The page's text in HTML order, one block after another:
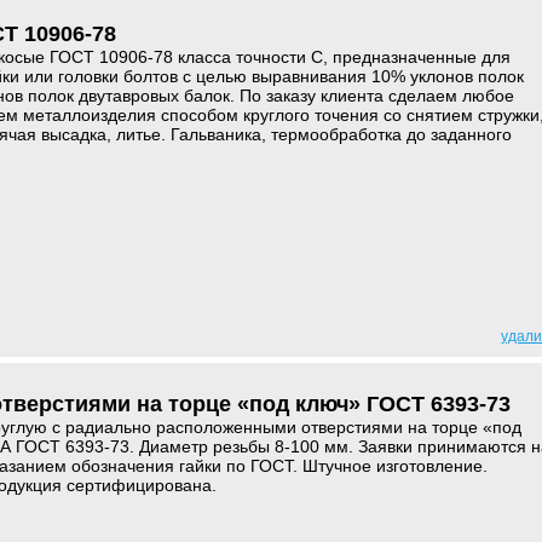
10906-78
ГОСТ 10906-78 класса точности С, предназначенные для
или головки болтов с целью выравнивания 10% уклонов полок
полок двутавровых балок. По заказу клиента сделаем любое
металлоизделия способом круглого точения со снятием
высадка, литье. Гальваника, термообработка до заданного
на торце «под ключ» ГОСТ 6393-73
с радиально расположенными отверстиями на торце «под
А ГОСТ 6393-73. Диаметр резьбы 8-100 мм. Заявки принимаются
обозначения гайки по ГОСТ. Штучное изготовление.
сертифицирована.